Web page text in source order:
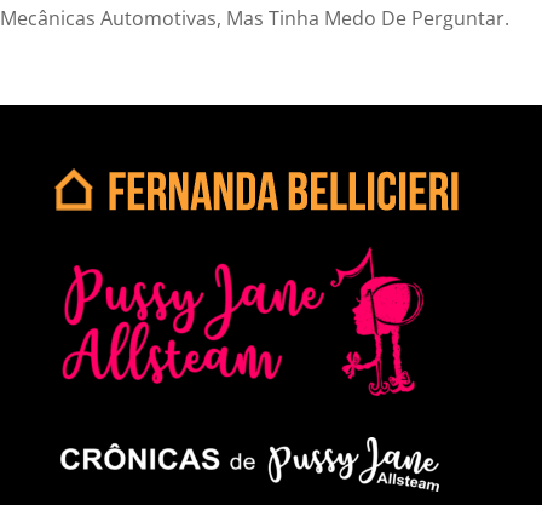
Mecânicas Automotivas, Mas Tinha Medo De Perguntar.